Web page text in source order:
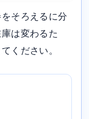
そろえるに分
は変わるた
ください。